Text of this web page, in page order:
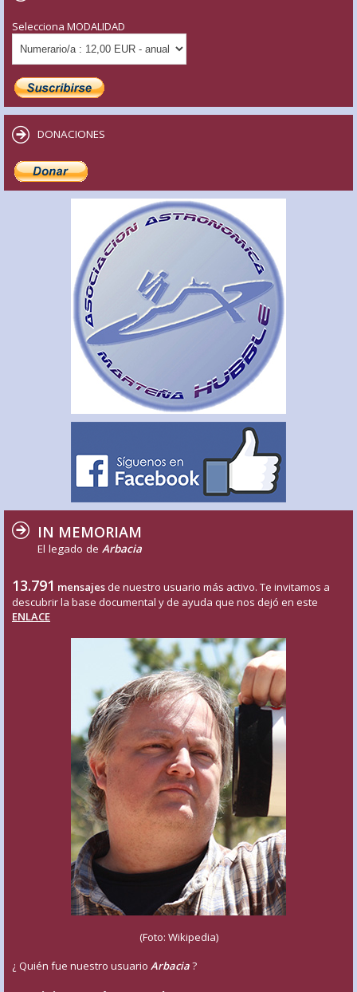
Selecciona MODALIDAD
DONACIONES
IN MEMORIAM
El legado de Arbacia
13.791 mensajes de nuestro usuario más activo. Te invitamos a
descubrir la base documental y de ayuda que nos dejó en este
ENLACE
(Foto: Wikipedia)
¿ Quién fue nuestro usuario Arbacia?